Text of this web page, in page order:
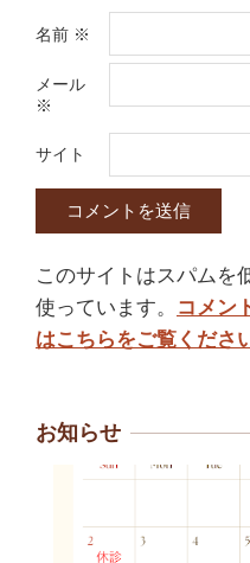
名前 ※
メール
※
サイト
このサイトはスパムを
使っています。 コメン
はこちらをご覧くださ
お知らせ